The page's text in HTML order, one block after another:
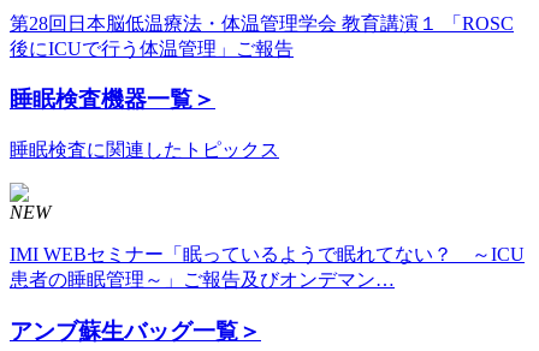
第28回日本脳低温療法・体温管理学会 教育講演１ 「ROSC
後にICUで行う体温管理」ご報告
睡眠検査機器一覧＞
睡眠検査に関連したトピックス
NEW
IMI WEBセミナー「眠っているようで眠れてない？ ～ICU
患者の睡眠管理～」ご報告及びオンデマン…
アンブ蘇生バッグ一覧＞